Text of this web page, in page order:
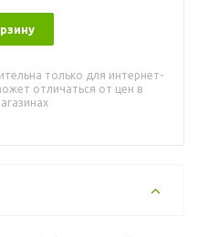
только для интернет-
отличаться от цен в